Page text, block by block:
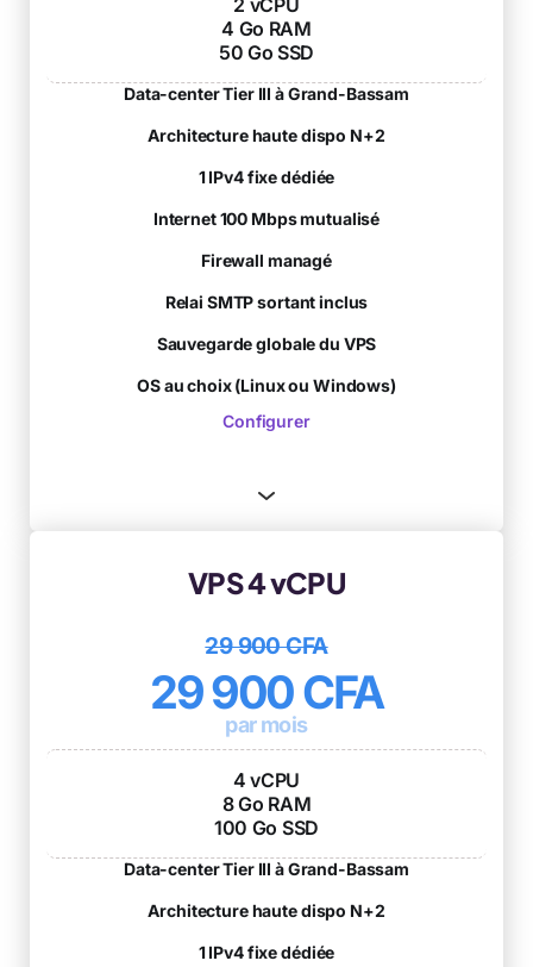
4 Go RAM
50 Go SSD
Data-center Tier III à Grand-Bassam
Architecture haute dispo N+2
1 IPv4 fixe dédiée
Internet 100 Mbps mutualisé
Firewall managé
Relai SMTP sortant inclus
Sauvegarde globale du VPS
OS au choix (Linux ou Windows)
Configurer
VPS 4 vCPU
29 900 CFA
29 900 CFA
par mois
4 vCPU
8 Go RAM
100 Go SSD
Data-center Tier III à Grand-Bassam
Architecture haute dispo N+2
1 IPv4 fixe dédiée